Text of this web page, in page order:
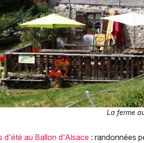
La ferme
d'été au Ballon d'Alsace : randonnées